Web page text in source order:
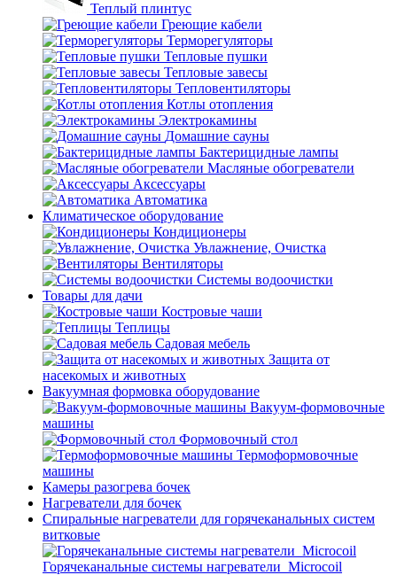
Теплый плинтус
Греющие кабели
Терморегуляторы
Тепловые пушки
Тепловые завесы
Тепловентиляторы
Котлы отопления
Электрокамины
Домашние сауны
Бактерицидные лампы
Масляные обогреватели
Аксессуары
Автоматика
Климатическое оборудование
Кондиционеры
Увлажнение, Очистка
Вентиляторы
Системы водоочистки
Товары для дачи
Костровые чаши
Теплицы
Садовая мебель
Защита от
насекомых и животных
Вакуумная формовка оборудование
Вакуум-формовочные
машины
Формовочный стол
Термоформовочные
машины
Камеры разогрева бочек
Нагреватели для бочек
Спиральные нагреватели для горячеканальных систем
витковые
Горячеканальные системы нагреватели_Microcoil